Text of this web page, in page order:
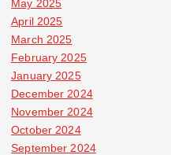
May 2025
April 2025
March 2025
February 2025
January 2025
December 2024
November 2024
October 2024
September 2024